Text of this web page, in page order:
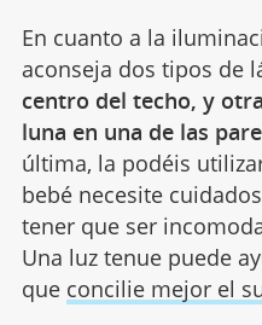
En cuanto a la
aconseja dos tipos de
centro del techo, y
luna en una de las
última, la podéis
bebé necesite
tener que ser
Una luz tenue puede
que concilie mejor el